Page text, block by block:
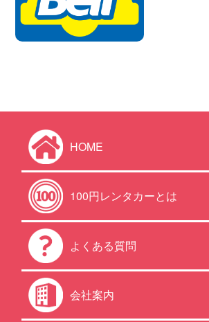
HOME
100円レンタカーとは
よくある質問
会社案内